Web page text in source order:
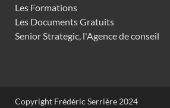
Les Formations
Les Documents Gratuits
Senior Strategic, l'Agence de conseil
Copyright Frédéric Serrière 2024